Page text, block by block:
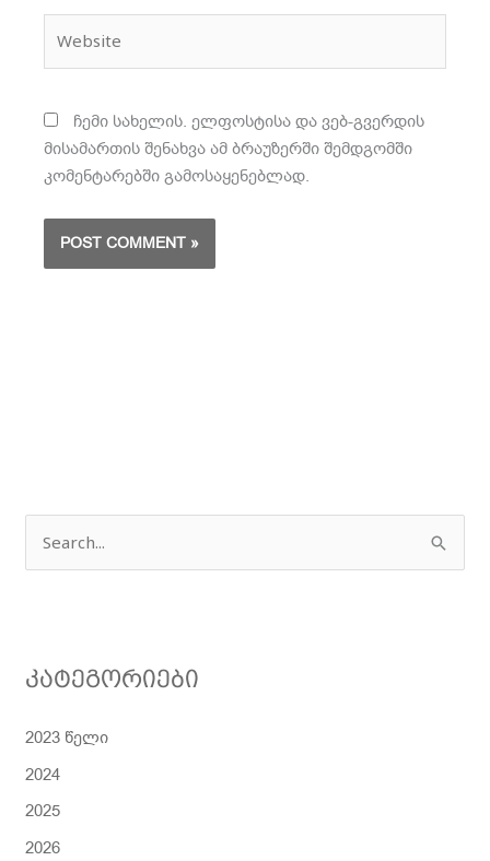
ჩემი სახელის. ელფოსტისა და ვებ-გვერდის
მისამართის შენახვა ამ ბრაუზერში შემდგომში
კომენტარებში გამოსაყენებლად.
ა
კატეგორიები
2023 წელი
2024
2025
2026